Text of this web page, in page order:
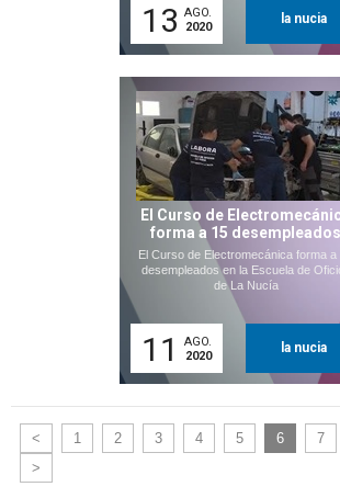
13 AGO.
2020
la nucia
El Curso de
forma a 15 desempleados
El Curso de Electromecánica forma a
desempleados en la Escuela de
de La Nucía
11
AGO.
2020
la nucia
< 1 2 3 4 5 6 7
>